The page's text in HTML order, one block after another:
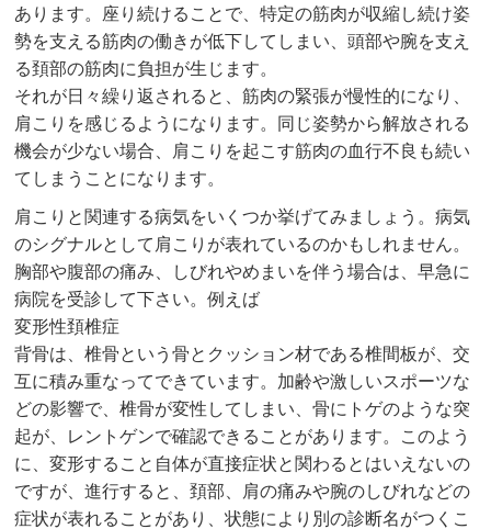
あります。座り続けることで、特定の筋肉が収縮し続け姿
勢を支える筋肉の働きが低下してしまい、頭部や腕を支え
る頚部の筋肉に負担が生じます。
それが日々繰り返されると、筋肉の緊張が慢性的になり、
肩こりを感じるようになります。同じ姿勢から解放される
機会が少ない場合、肩こりを起こす筋肉の血行不良も続い
てしまうことになります。
肩こりと関連する病気をいくつか挙げてみましょう。病気
のシグナルとして肩こりが表れているのかもしれません。
胸部や腹部の痛み、しびれやめまいを伴う場合は、早急に
病院を受診して下さい。例えば
変形性頚椎症
背骨は、椎骨という骨とクッション材である椎間板が、交
互に積み重なってできています。加齢や激しいスポーツな
どの影響で、椎骨が変性してしまい、骨にトゲのような突
起が、レントゲンで確認できることがあります。このよう
に、変形すること自体が直接症状と関わるとはいえないの
ですが、進行すると、頚部、肩の痛みや腕のしびれなどの
症状が表れることがあり、状態により別の診断名がつくこ